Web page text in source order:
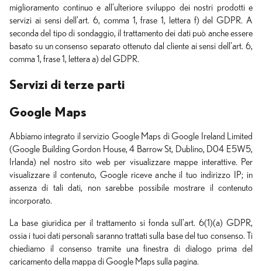
miglioramento continuo e all'ulteriore sviluppo dei nostri prodotti e
servizi ai sensi dell'art. 6, comma 1, frase 1, lettera f) del GDPR. A
seconda del tipo di sondaggio, il trattamento dei dati può anche essere
basato su un consenso separato ottenuto dal cliente ai sensi dell'art. 6,
comma 1, frase 1, lettera a) del GDPR.
Servizi di terze parti
Google Maps
Abbiamo integrato il servizio Google Maps di Google Ireland Limited
(Google Building Gordon House, 4 Barrow St, Dublino, D04 E5W5,
Irlanda) nel nostro sito web per visualizzare mappe interattive. Per
visualizzare il contenuto, Google riceve anche il tuo indirizzo IP; in
assenza di tali dati, non sarebbe possibile mostrare il contenuto
incorporato.
La base giuridica per il trattamento si fonda sull'art. 6(1)(a) GDPR,
ossia i tuoi dati personali saranno trattati sulla base del tuo consenso. Ti
chiediamo il consenso tramite una finestra di dialogo prima del
caricamento della mappa di Google Maps sulla pagina.